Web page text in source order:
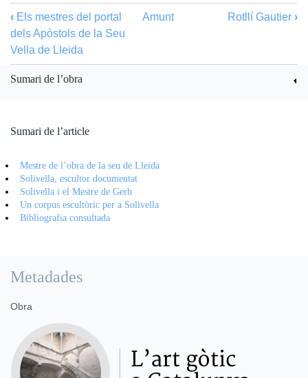
‹ Els mestres del portal
dels Apòstols de la Seu
Vella de Lleida
Amunt Rotllí Gautier ›
Sumari de l’obra
Sumari de l’article
Mestre de l’obra de la seu de Lleida
Solivella, escultor documentat
Solivella i el Mestre de Gerb
Un corpus escultòric per a Solivella
Bibliografia consultada
Metadades
Obra